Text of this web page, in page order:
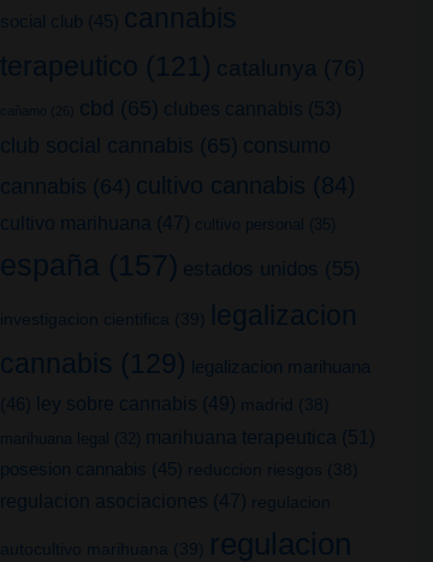
social club (45) cannabis
terapeutico (121) catalunya (76)
cañamo (26) cbd (65) clubes cannabis (53)
club social cannabis (65) consumo
cannabis (64) cultivo cannabis (84)
cultivo marihuana (47) cultivo personal (35)
españa (157) estados unidos (55)
investigacion cientifica (39)
legalizacion
cannabis (129) legalizacion marihuana
(46) ley sobre cannabis (49) madrid (38)
marihuana legal (32) marihuana terapeutica (51)
posesion cannabis (45) reduccion riesgos (38)
regulacion asociaciones (47) regulacion
autocultivo marihuana (39)
regulacion